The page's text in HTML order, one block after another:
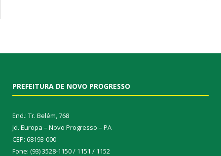
PREFEITURA DE NOVO PROGRESSO
End.: Tr. Belém, 768
Jd. Europa – Novo Progresso – PA
CEP: 68193-000
Fone: (93) 3528-1150 / 1151 / 1152